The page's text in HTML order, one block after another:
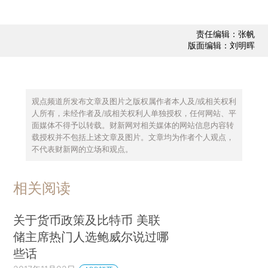
责任编辑：张帆
版面编辑：刘明晖
观点频道所发布文章及图片之版权属作者本人及/或相关权利
人所有，未经作者及/或相关权利人单独授权，任何网站、平
面媒体不得予以转载。财新网对相关媒体的网站信息内容转
载授权并不包括上述文章及图片。文章均为作者个人观点，
不代表财新网的立场和观点。
相关阅读
关于货币政策及比特币 美联
储主席热门人选鲍威尔说过哪
些话